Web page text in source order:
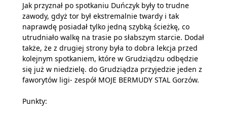
Jak przyznał po spotkaniu Duńczyk były to trudne
zawody, gdyż tor był ekstremalnie twardy i tak
naprawdę posiadał tylko jedną szybką ścieżkę, co
utrudniało walkę na trasie po słabszym starcie. Dodał
także, że z drugiej strony była to dobra lekcja przed
kolejnym spotkaniem, które w Grudziądzu odbędzie
się już w niedzielę. do Grudziądza przyjedzie jeden z
faworytów ligi- zespół MOJE BERMUDY STAL Gorzów.
Punkty: